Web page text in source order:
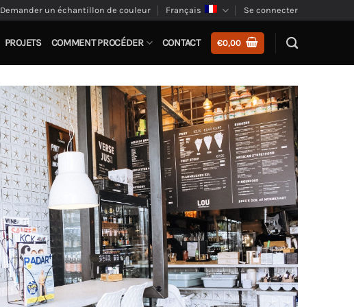
Demander un échantillon de couleur Français Se connecter
PROJETS COMMENT PROCÉDER CONTACT €0,00